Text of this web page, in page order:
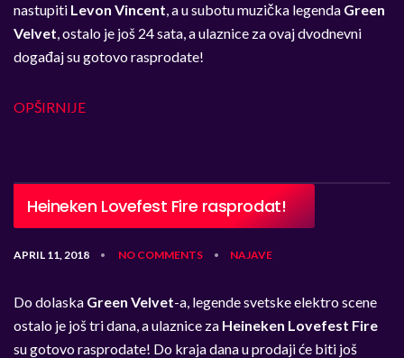
nastupiti Levon Vincent, a u subotu muzička legenda Green
Velvet, ostalo je još 24 sata, a ulaznice za ovaj dvodnevni
događaj su gotovo rasprodate!
OPŠIRNIJE
Heineken Lovefest Fire rasprodat!
APRIL 11, 2018 • NO COMMENTS • NAJAVE
Do dolaska Green Velvet-a, legende svetske elektro scene
ostalo je još tri dana, a ulaznice za Heineken Lovefest Fire
su gotovo rasprodate! Do kraja dana u prodaji će biti još